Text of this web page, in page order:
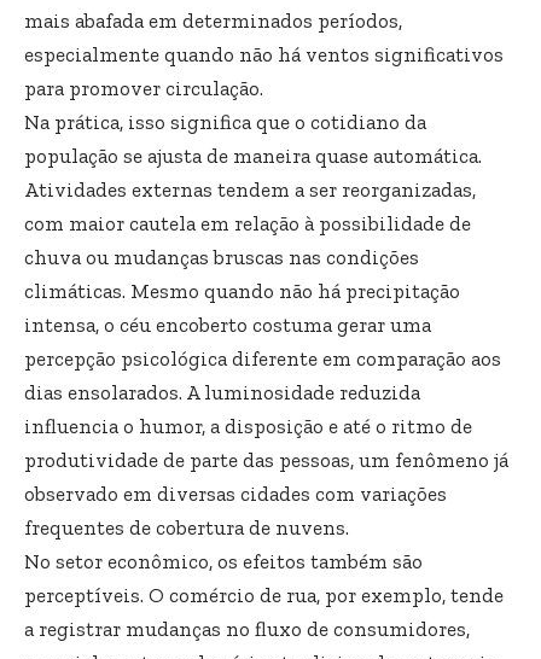
mais abafada em determinados períodos,
especialmente quando não há ventos significativos
para promover circulação.
Na prática, isso significa que o cotidiano da
população se ajusta de maneira quase automática.
Atividades externas tendem a ser reorganizadas,
com maior cautela em relação à possibilidade de
chuva ou mudanças bruscas nas condições
climáticas. Mesmo quando não há precipitação
intensa, o céu encoberto costuma gerar uma
percepção psicológica diferente em comparação aos
dias ensolarados. A luminosidade reduzida
influencia o humor, a disposição e até o ritmo de
produtividade de parte das pessoas, um fenômeno já
observado em diversas cidades com variações
frequentes de cobertura de nuvens.
No setor econômico, os efeitos também são
perceptíveis. O comércio de rua, por exemplo, tende
a registrar mudanças no fluxo de consumidores,